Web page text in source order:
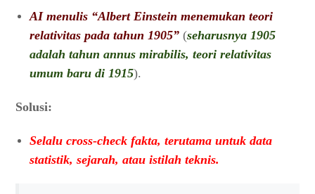
AI menulis “Albert Einstein menemukan teori
relativitas pada tahun 1905” (seharusnya 1905
adalah tahun annus mirabilis, teori relativitas
umum baru di 1915).
Solusi:
Selalu cross-check fakta, terutama untuk data
statistik, sejarah, atau istilah teknis.